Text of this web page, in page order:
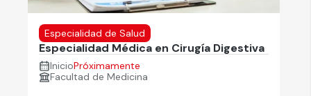
Especialidad de Salud
Especialidad Médica en Cirugía Digestiva
InicioPróximamente
Facultad de Medicina